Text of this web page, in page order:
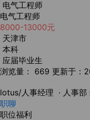
电气工程师
电气工程师
8000-13000元
天津市
本科
应届毕业生
浏览量： 669 更新于：
lotus/人事经理 · 人事部
职聊
职位福利